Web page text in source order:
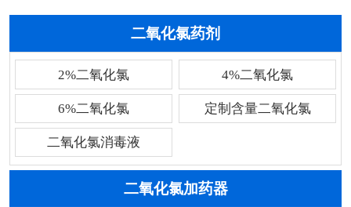
二氧化氯药剂
2%二氧化氯 4%二氧化氯
6%二氧化氯 定制含量二氧化氯
二氧化氯消毒液
二氧化氯加药器